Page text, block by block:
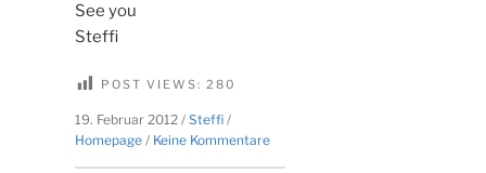
See you
Steffi
POST VIEWS: 280
19. Februar 2012/ Steffi/
Homepage/ Keine Kommentarezu